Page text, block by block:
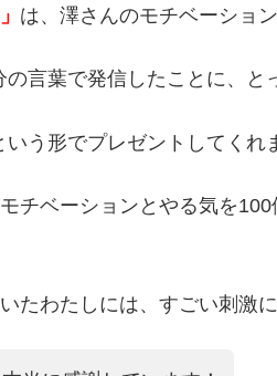
は、澤さんのモチベーショ
言葉で発信したことに、と
う形でプレゼントしてくれ
チベーションとやる気を
たわたしには、すごい刺激に